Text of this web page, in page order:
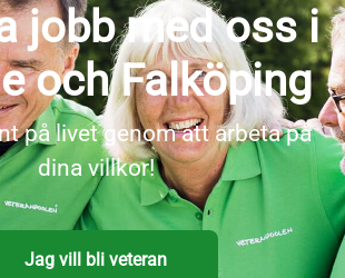
jobb med oss i
och Falköping
på livet genom att arbeta på
dina villkor!
Jag vill bli veteran